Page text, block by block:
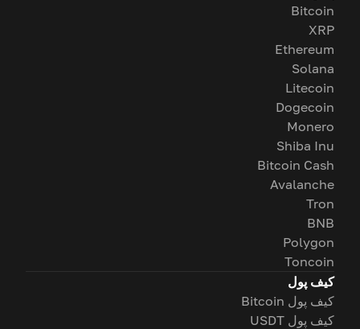
Bitcoin
XRP
Ethereum
Solana
Litecoin
Dogecoin
Monero
Shiba Inu
Bitcoin Cash
Avalanche
Tron
BNB
Polygon
Toncoin
کیف پول
کیف پول Bitcoin
کیف پول USDT